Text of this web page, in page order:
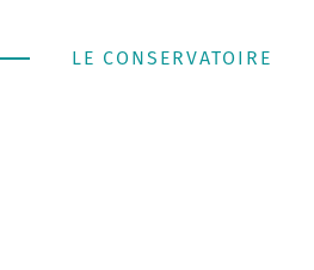
LE CONSERVATOIRE